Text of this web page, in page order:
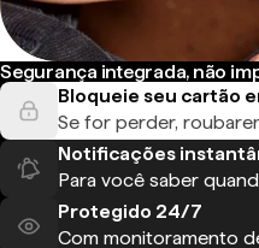
Segurança integrada, não
Bloqueie seu cartão
Se for perder,
Notificações
Para você saber
Protegido 24/7
Com monitoramento